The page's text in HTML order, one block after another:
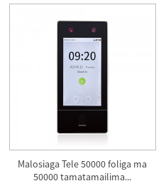
Malosiaga Tele 50000 foliga ma
50000 tamatamailima...